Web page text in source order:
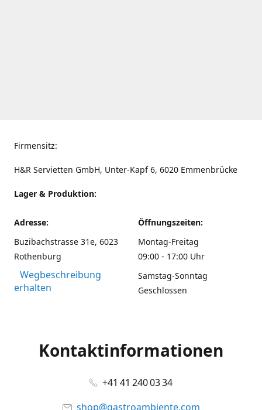
Firmensitz:
H&R Servietten GmbH, Unter-Kapf 6, 6020 Emmenbrücke
Lager & Produktion:
Adresse:
Buzibachstrasse 31e, 6023
Rothenburg
Wegbeschreibung
erhalten
Öffnungszeiten:
Montag-Freitag
09:00 - 17:00 Uhr
Samstag-Sonntag
Geschlossen
Kontaktinformationen
+41 41 240 03 34
shop@gastroambiente.com